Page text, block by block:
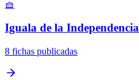
🧺
Iguala de la Independencia
8 fichas publicadas